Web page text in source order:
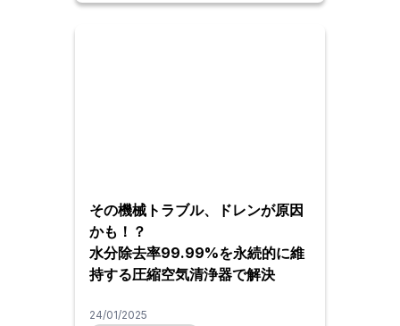
その機械トラブル、ドレンが原因
かも！？
水分除去率99.99%を永続的に維
持する圧縮空気清浄器で解決
24/01/2025